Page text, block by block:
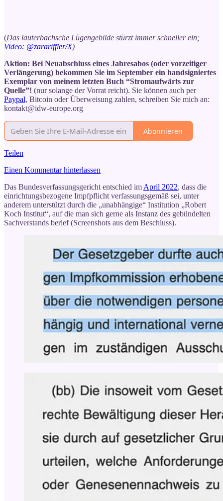
(Das lauterbachsche Lügengebilde stürzt immer schneller ein;
Video: @zarariffler/X)
Aktion: Bei Neuabschluss eines Jahresabos (oder vorzeitiger
Verlängerung) bekommen Sie im September ein handsigniertes
Exemplar von meinem letzten Buch “Stromaufwärts zur
Quelle”! (nur solange der Vorrat reicht). Sie können auch per
Paypal, Bitcoin oder Überweisung zahlen, schreiben Sie mich an:
kontakt@idw-europe.org
Abonnieren
Teilen
Einen Kommentar hinterlassen
Das Bundesverfassungsgericht entschied im April 2022, dass die
einrichtungsbezogene Impfpflicht verfassungsgemäß sei, unter
anderem unterstützt durch die „unabhängige“ Institution „Robert
Koch Institut“, auf die man sich gerne als Instanz des gebündelten
Sachverstands berief (Screenshots aus dem Beschluss).